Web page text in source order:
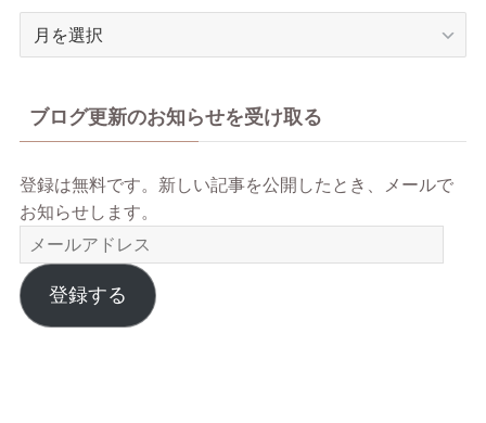
ブ
ブログ更新のお知らせを受け取る
登録は無料です。新しい記事を公開したとき、メールで
お知らせします。
メ
ー
ル
ア
登録する